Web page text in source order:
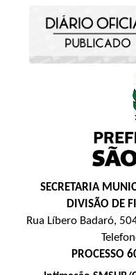
SECRETARIA
DIVISÃO DE
Rua Líbero Badaró,